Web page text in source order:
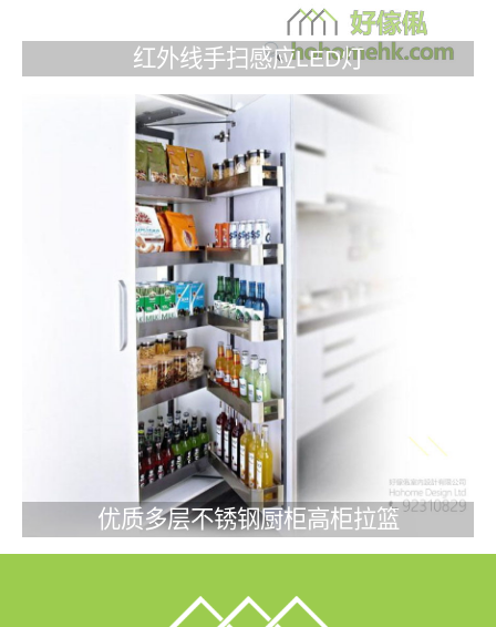
红外线手扫感应LED灯
优质多层不锈钢厨柜高柜拉篮